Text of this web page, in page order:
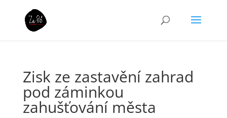
Zisk ze zastavění zahrad
pod záminkou
zahušťování města